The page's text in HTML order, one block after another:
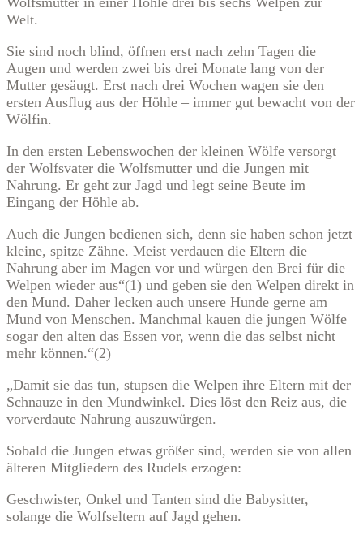
Welt.
Sie sind noch blind, öffnen erst nach zehn Tagen die
Augen und werden zwei bis drei Monate lang von der
Mutter gesäugt. Erst nach drei Wochen wagen sie den
ersten Ausflug aus der Höhle – immer gut bewacht von der
Wölfin.
In den ersten Lebenswochen der kleinen Wölfe versorgt
der Wolfsvater die Wolfsmutter und die Jungen mit
Nahrung. Er geht zur Jagd und legt seine Beute im
Eingang der Höhle ab.
Auch die Jungen bedienen sich, denn sie haben schon jetzt
kleine, spitze Zähne. Meist verdauen die Eltern die
Nahrung aber im Magen vor und würgen den Brei für die
Welpen wieder aus“(1) und geben sie den Welpen direkt in
den Mund. Daher lecken auch unsere Hunde gerne am
Mund von Menschen. Manchmal kauen die jungen Wölfe
sogar den alten das Essen vor, wenn die das selbst nicht
mehr können.“(2)
„Damit sie das tun, stupsen die Welpen ihre Eltern mit der
Schnauze in den Mundwinkel. Dies löst den Reiz aus, die
vorverdaute Nahrung auszuwürgen.
Sobald die Jungen etwas größer sind, werden sie von allen
älteren Mitgliedern des Rudels erzogen:
Geschwister, Onkel und Tanten sind die Babysitter,
solange die Wolfseltern auf Jagd gehen.